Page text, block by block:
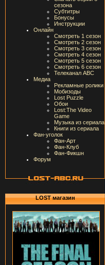
сезона
Субтитры
Бонусы
Инструкции
Онлайн
Смотреть 1 сезон
Смотреть 2 сезон
Смотреть 3 сезон
Смотреть 4 сезон
Смотреть 5 сезон
Смотреть 6 сезон
Телеканал ABC
Медиа
Рекламные ролики
Мобизоды
Lost Puzzle
Обои
Lost:The Video
Game
Музыка из сериала
Книги из сериала
Фан-уголок
Фан-Арт
Фан-Клуб
Фан-Фикшн
Форум
LOST магазин